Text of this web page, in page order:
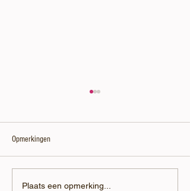
Aftermovie: Ketendag Frievar bij
Opmerkingen
Plaats een opmerking...